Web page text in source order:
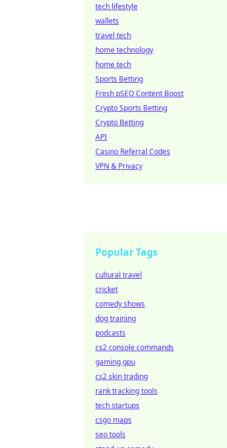
tech lifestyle
wallets
travel tech
home technology
home tech
Sports Betting
Fresh pSEO Content Boost
Crypto Sports Betting
Crypto Betting
API
Casino Referral Codes
VPN & Privacy
Popular Tags
cultural travel
cricket
comedy shows
dog training
podcasts
cs2 console commands
gaming gpu
cs2 skin trading
rank tracking tools
tech startups
csgo maps
seo tools